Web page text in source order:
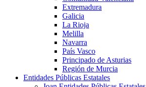
Extremadura
Galicia
La Rioja
Melilla
Navarra
País Vasco
Principado de Asturias
Región de Murcia
Entidades Públicas Estatales